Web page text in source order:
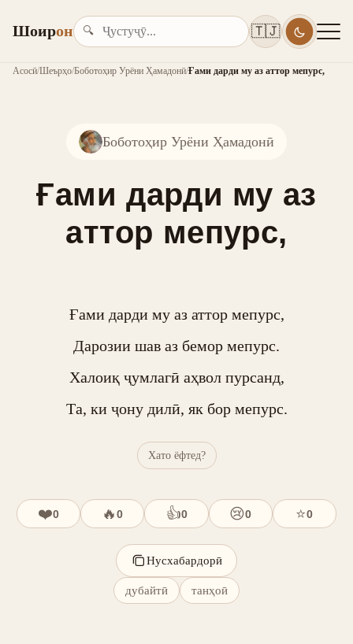
Шоирон 🔍 🇹🇯
Асосӣ/Шеърҳо/Боботоҳир Урёни Ҳамадонӣ/Ғами дарди му аз аттор мепурс,
Боботоҳир Урёни Ҳамадонӣ
Ғами дарди му аз
аттор мепурс,
Ғами дарди му аз аттор мепурс,
Дарозии шав аз бемор мепурс.
Халоиқ ҷумлагӣ аҳвол пурсанд,
Та, ки ҷону дилӣ, як бор мепурс.
Хато ёфтед?
❤️0 🔥0 👍0 😢0 ⭐0
Нусхабардорӣ
дубайтӣ танҳоӣ